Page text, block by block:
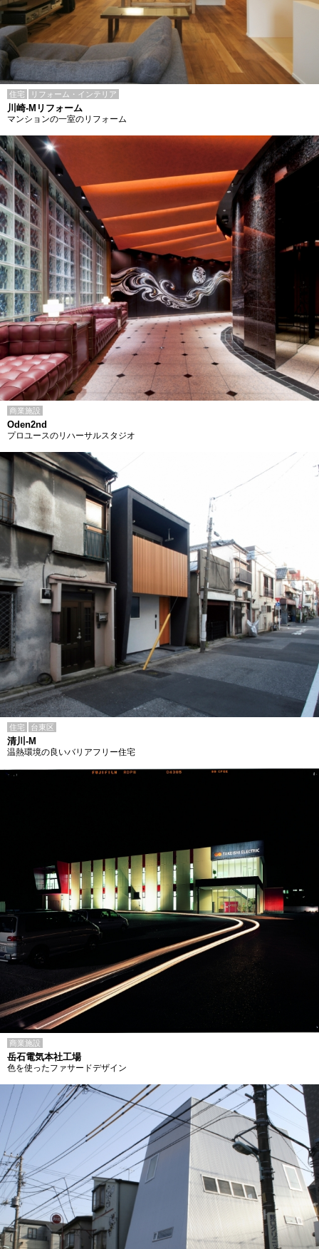
住宅 リフォーム・インテリア
川崎-Mリフォーム
マンションの一室のリフォーム
商業施設
Oden2nd
プロユースのリハーサルスタジオ
住宅 台東区
清川-M
温熱環境の良いバリアフリー住宅
商業施設
岳石電気本社工場
色を使ったファサードデザイン